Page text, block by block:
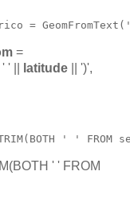
=
=
' ' || latitude || ')',
' ' FROM
' ' FROM